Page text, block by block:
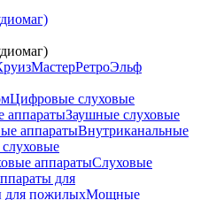
МастерРетроЭльф
Цифровые слуховые
аппаратыЗаушные слуховые
аппаратыВнутриканальные
аппаратыСлуховые
для
для пожилыхМощные